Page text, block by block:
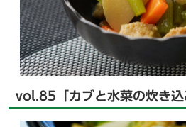
vol.85「カブと水菜の炊き込